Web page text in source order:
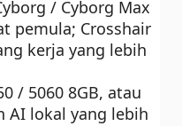
/ Cyborg Max
pemula; Crosshair
kerja yang lebih
/ 5060 8GB, atau
AI lokal yang lebih